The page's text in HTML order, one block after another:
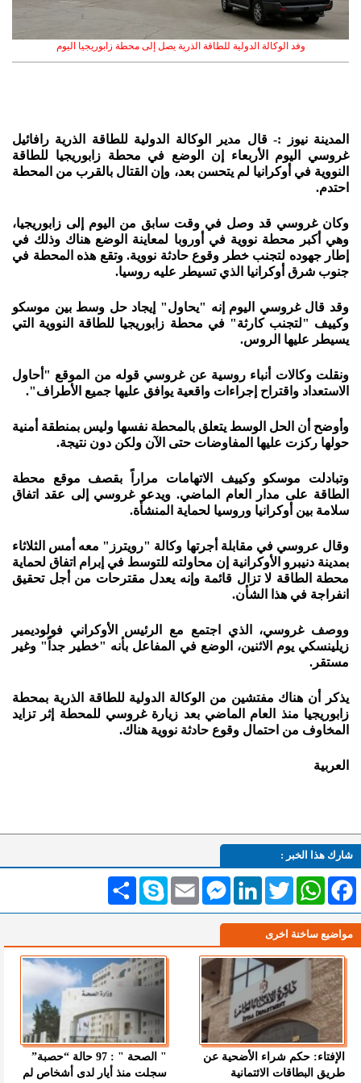
وفد الوكالة الدولية للطاقة الذرية يصل إلى محطة زابوريجيا اليوم
المدينة نيوز :- قال مدير الوكالة الدولية للطاقة الذرية رافائيل
غروسي اليوم الأربعاء إن الوضع في محطة زابوريجيا للطاقة
النووية في أوكرانيا لم يتحسن بعد، وإن القتال بالقرب من المحطة
احتدم.
وكان غروسي قد وصل في وقت سابق من اليوم إلى زابوريجيا،
وهي أكبر محطة نووية في أوروبا لمعاينة الوضع هناك وذلك في
إطار جهوده لتجنب خطر وقوع حادثة نووية. وتقع هذه المحطة في
جنوب شرق أوكرانيا الذي تسيطر عليه روسيا.
وقد قال غروسي اليوم إنه "يحاول" إيجاد حل وسط بين موسكو
وكييف "لتجنب كارثة" في محطة زابوريجيا للطاقة النووية التي
يسيطر عليها الروس.
ونقلت وكالات أنباء روسية عن غروسي قوله من الموقع "أحاول
الاستعداد واقتراح إجراءات واقعية يوافق عليها جميع الأطراف".
وأوضح أن الحل الوسط يتعلق بالمحطة نفسها وليس بمنطقة أمنية
حولها ركزت عليها المفاوضات حتى الآن ولكن دون نتيجة.
وتبادلت موسكو وكييف الاتهامات مراراً بقصف موقع محطة
الطاقة على مدار العام الماضي. ويدعو غروسي إلى عقد اتفاق
سلامة بين أوكرانيا وروسيا لحماية المنشأة.
وقال عروسي في مقابلة أجرتها وكالة "رويترز" معه أمس الثلاثاء
بمدينة دنيبرو الأوكرانية إن محاولته للتوسط في إبرام اتفاق لحماية
محطة الطاقة لا تزال قائمة وإنه يعدل مقترحات من أجل تحقيق
انفراجة في هذا الشأن.
ووصف غروسي، الذي اجتمع مع الرئيس الأوكراني فولوديمير
زيلينسكي يوم الاثنين، الوضع في المفاعل بأنه "خطير جداً" وغير
مستقر.
يذكر أن هناك مفتشين من الوكالة الدولية للطاقة الذرية بمحطة
زابوريجيا منذ العام الماضي بعد زيارة غروسي للمحطة إثر تزايد
المخاوف من احتمال وقوع حادثة نووية هناك.
العربية
شارك هذا الخبر :
انشر Skype Email
MessengerLinkedInTwitterWhatsAppFacebook
مواضيع ساخنة اخرى
الإفتاء: حكم شراء الأضحية عن
طريق البطاقات الائتمانية
" الصحة " : 97 حالة “حصبة”
سجلت منذ أيار لدى أشخاص لم